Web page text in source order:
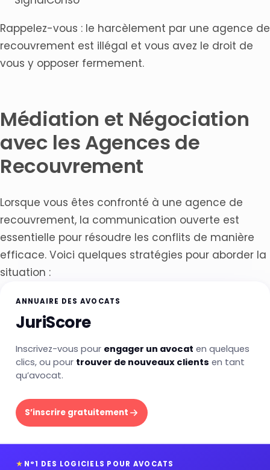
Rappelez-vous : le harcèlement par une agence de
recouvrement est illégal et vous avez le droit de
vous y opposer fermement.
Médiation et Négociation
avec les Agences de
Recouvrement
Lorsque vous êtes confronté à une agence de
recouvrement, la communication ouverte est
essentielle pour résoudre les conflits de manière
efficace. Voici quelques stratégies pour aborder la
situation :
ANNUAIRE DES AVOCATS
JuriScore
Inscrivez-vous pour engager un avocat en quelques
clics, ou pour trouver de nouveaux clients en tant
qu’avocat.
S’inscrire gratuitement
★ N°1 DES LOGICIELS POUR AVOCATS